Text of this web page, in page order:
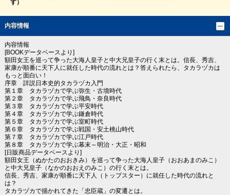
す）
内容情報
内容情報
[BOOKデータベースより]
額田女王を巡って争った大海人皇子と中大兄皇子の行く末とは。信長、秀吉、
家康が順番に天下人に就任した時代の流れとは？答えられたら、タカラヅカは
もっと面白い！
序章 詳説日本史的タカラヅカ入門
第１章 タカラヅカで学ぶ弥生・古墳時代
第２章 タカラヅカで学ぶ飛鳥・奈良時代
第３章 タカラヅカで学ぶ平安時代
第４章 タカラヅカで学ぶ鎌倉時代
第５章 タカラヅカで学ぶ室町時代
第６章 タカラヅカで学ぶ戦国・安土桃山時代
第７章 タカラヅカで学ぶ江戸時代
第８章 タカラヅカで学ぶ幕末～明治・大正・昭和
[日販商品データベースより]
額田女王（ぬかたのおおきみ）を巡って争った大海人皇子（おおあまのみこ）
と中大兄皇子（なかのおおえのみこ）の行く末とは。
信長、秀吉、家康が順番に天下人（トップスター）に就任した時代の流れと
は？
タカラヅカで描かれてきた「忠臣蔵」の変遷とは。